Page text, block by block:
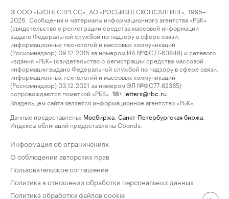
© ООО «БИЗНЕСПРЕСС», АО «РОСБИЗНЕСКОНСАЛТИНГ», 1995–
2026. Сообщения и материалы информационного агентства «РБК»
(свидетельство о регистрации средства массовой информации
выдано Федеральной службой по надзору в сфере связи,
информационных технологий и массовых коммуникаций
(Роскомнадзор) 09.12.2015 за номером ИА №ФС77-63848) и сетевого
издания «РБК» (свидетельство о регистрации средства массовой
информации выдано Федеральной службой по надзору в сфере связи,
информационных технологий и массовых коммуникаций
(Роскомнадзор) 03.12.2021 за номером ЭЛ №ФС77-82385)
сопровождаются пометкой «РБК».
18+ letters@rbc.ru
Владельцем сайта является информационное агентство «РБК».
Данные предоставлены: Мосбиржа Санкт-Петербургская биржа
Индексы облигаций предоставлены Cbonds.
Информация об ограничениях
О соблюдении авторских прав
Пользовательское соглашение
Политика в отношении обработки персональных данных
Политика обработки файлов cookie